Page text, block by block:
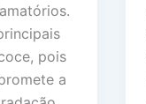
pois
a